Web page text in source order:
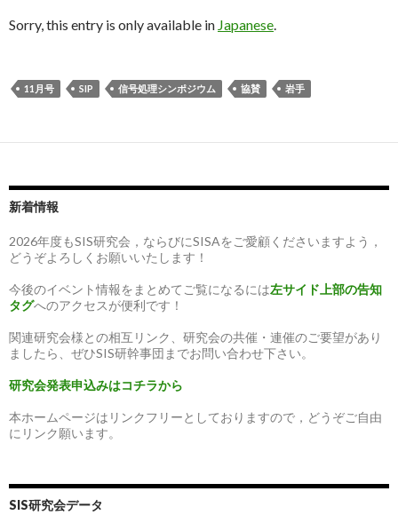
Sorry, this entry is only available in Japanese.
11月号 SIP 信号処理シンポジウム 協賛 岩手
新着情報
2026年度もSIS研究会，ならびにSISAをご愛顧くださいますよう，
どうぞよろしくお願いいたします！
今後のイベント情報をまとめてご覧になるには左サイド上部の告知
タグへのアクセスが便利です！
関連研究会様との相互リンク、研究会の共催・連催のご要望があり
ましたら、ぜひSIS研幹事団までお問い合わせ下さい。
研究会発表申込みはコチラから
本ホームページはリンクフリーとしておりますので，どうぞご自由
にリンク願います。
SIS研究会データ